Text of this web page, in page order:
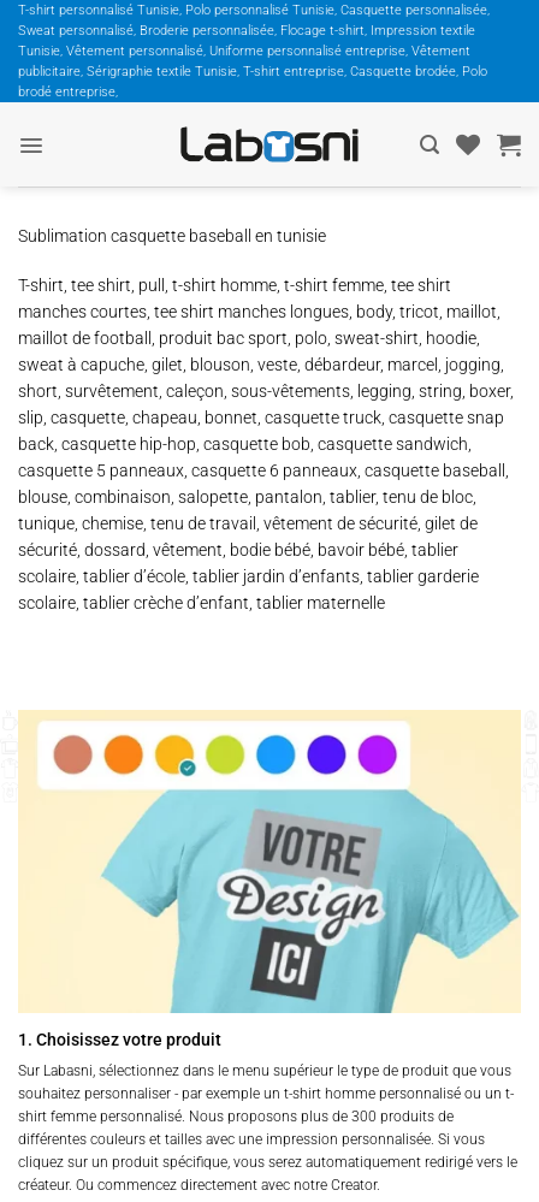
Passer
contenu
T-shirt personnalisé Tunisie, Polo personnalisé Tunisie, Casquette personnalisée,
Sweat personnalisé, Broderie personnalisée, Flocage t-shirt, Impression textile
Tunisie, Vêtement personnalisé, Uniforme personnalisé entreprise, Vêtement
publicitaire, Sérigraphie textile Tunisie, T-shirt entreprise, Casquette brodée, Polo
brodé entreprise,
Sublimation casquette baseball en tunisie
T-shirt, tee shirt, pull, t-shirt homme, t-shirt femme, tee shirt
manches courtes, tee shirt manches longues, body, tricot, maillot,
maillot de football, produit bac sport, polo, sweat-shirt, hoodie,
sweat à capuche, gilet, blouson, veste, débardeur, marcel, jogging,
short, survêtement, caleçon, sous-vêtements, legging, string, boxer,
slip, casquette, chapeau, bonnet, casquette truck, casquette snap
back, casquette hip-hop, casquette bob, casquette sandwich,
casquette 5 panneaux, casquette 6 panneaux, casquette baseball,
blouse, combinaison, salopette, pantalon, tablier, tenu de bloc,
tunique, chemise, tenu de travail, vêtement de sécurité, gilet de
sécurité, dossard, vêtement, bodie bébé, bavoir bébé, tablier
scolaire, tablier d’école, tablier jardin d’enfants, tablier garderie
scolaire, tablier crèche d’enfant, tablier maternelle
1. Choisissez votre produit
Sur Labasni, sélectionnez dans le menu supérieur le type de produit que vous
souhaitez personnaliser - par exemple un t-shirt homme personnalisé ou un t-
shirt femme personnalisé. Nous proposons plus de 300 produits de
différentes couleurs et tailles avec une impression personnalisée. Si vous
cliquez sur un produit spécifique, vous serez automatiquement redirigé vers le
créateur. Ou commencez directement avec notre Creator.